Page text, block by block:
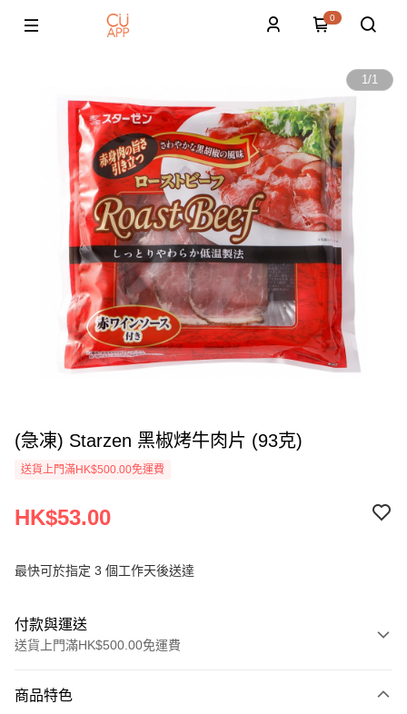
0
1/1
(急凍) Starzen 黑椒烤牛肉片 (93克)
送貨上門滿HK$500.00免運費
HK$53.00
最快可於指定 3 個工作天後送達
付款與運送
送貨上門滿HK$500.00免運費
信用卡
商品特色